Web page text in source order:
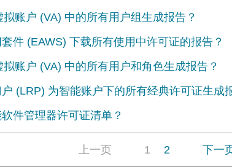
账户 (VA) 中的所有用户组生成报告？
件 (EAWS) 下载所有使用中许可证的报告？
账户 (VA) 中的所有用户和角色生成报告？
(LRP) 为智能账户下的所有经典许可证生成
件管理器许可证清单？
上一页 1 2 下一